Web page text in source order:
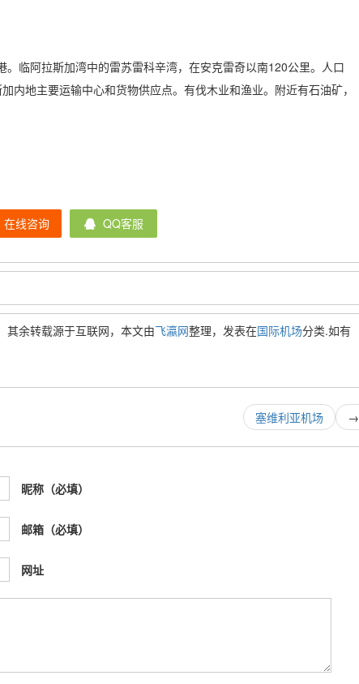
临阿拉斯加湾中的雷苏雷科辛湾，在安克雷奇以南120公里。人口
内地主要运输中心和货物供应点。有伐木业和渔业。附近有石油矿，
在线咨询 QQ客服
其余转载源于互联网，本文由飞瀛网整理，发表在国际机场分类.如有
→
塞维利亚机场
昵称（必填）
邮箱（必填）
网址